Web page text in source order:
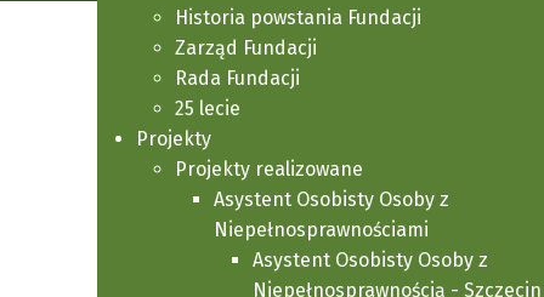
Historia powstania Fundacji
Zarząd Fundacji
Rada Fundacji
25 lecie
Projekty
Projekty realizowane
Asystent Osobisty Osoby z
Niepełnosprawnościami
Asystent Osobisty Osoby z
Niepełnosprawnością - Szczecin
Interpelacja w
Zolgensma u dzieci z
Aktualności